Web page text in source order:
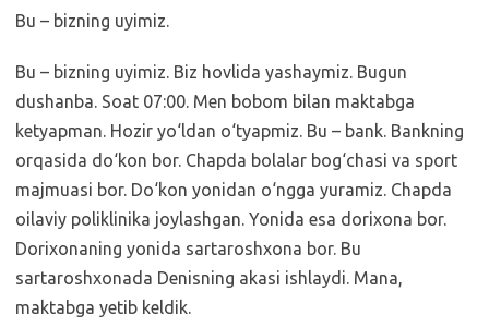
Bu – bizning uyimiz.
Bu – bizning uyimiz. Biz hovlida yashaymiz. Bugun
dushanba. Soat 07:00. Men bobom bilan maktabga
ketyapman. Hozir yo‘ldan o‘tyapmiz. Bu – bank. Bankning
orqasida do‘kon bor. Chapda bolalar bog‘chasi va sport
majmuasi bor. Do‘kon yonidan o‘ngga yuramiz. Chapda
oilaviy poliklinika joylashgan. Yonida esa dorixona bor.
Dorixonaning yonida sartaroshxona bor. Bu
sartaroshxonada Denisning akasi ishlaydi. Mana,
maktabga yetib keldik.